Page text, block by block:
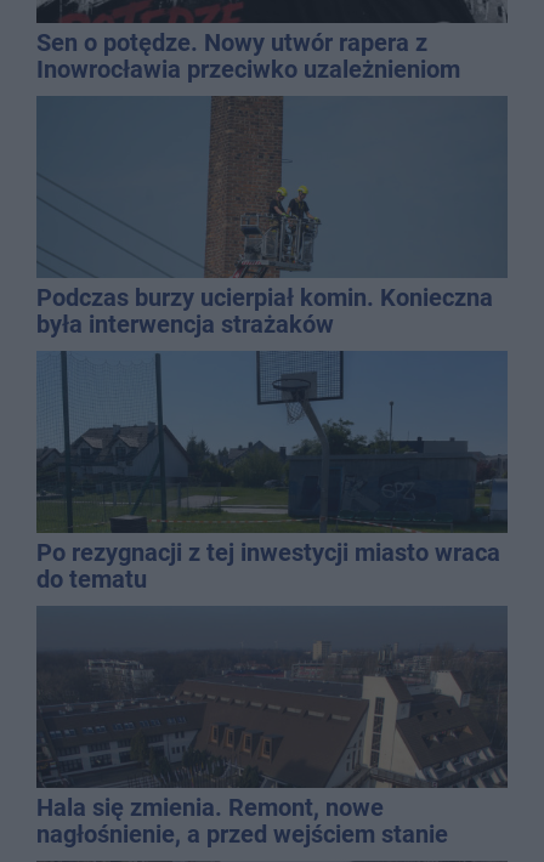
Sen o potędze. Nowy utwór rapera z
Inowrocławia przeciwko uzależnieniom
Podczas burzy ucierpiał komin. Konieczna
była interwencja strażaków
Po rezygnacji z tej inwestycji miasto wraca
do tematu
Hala się zmienia. Remont, nowe
nagłośnienie, a przed wejściem stanie